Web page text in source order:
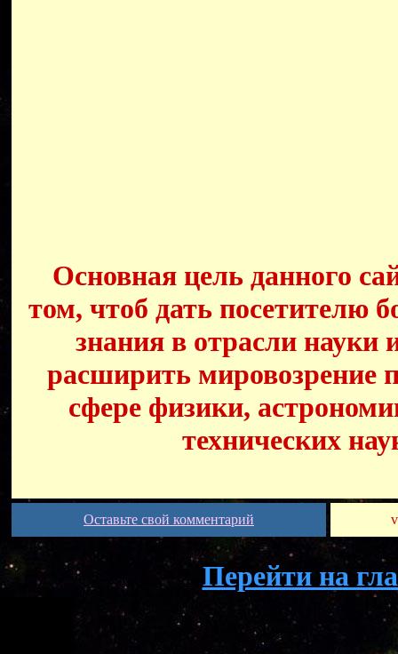
Основная цель данного
том, чтоб дать посетителю
знания в отрасли науки
расширить мировозрение
сфере физики,
технических
Оставьте свой комментарий
Перейти на